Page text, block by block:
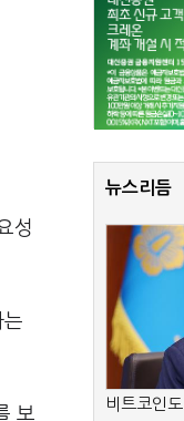
성
보
뉴스리듬
비트코인